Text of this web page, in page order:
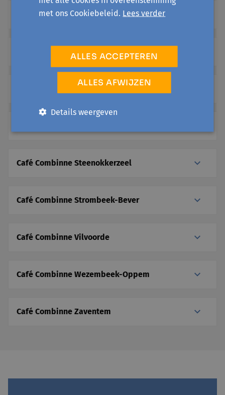
Café Combinne ONLINE
Café Combinne Opwijk
Café Combinne Sint-Pieters-Leeuw
Café Combinne Steenokkerzeel
Café Combinne Strombeek-Bever
Café Combinne Vilvoorde
Café Combinne Wezembeek-Oppem
Café Combinne Zaventem
met ons Cookiebeleid. Lees verder
ALLES ACCEPTEREN
ALLES AFWIJZEN
Details weergeven